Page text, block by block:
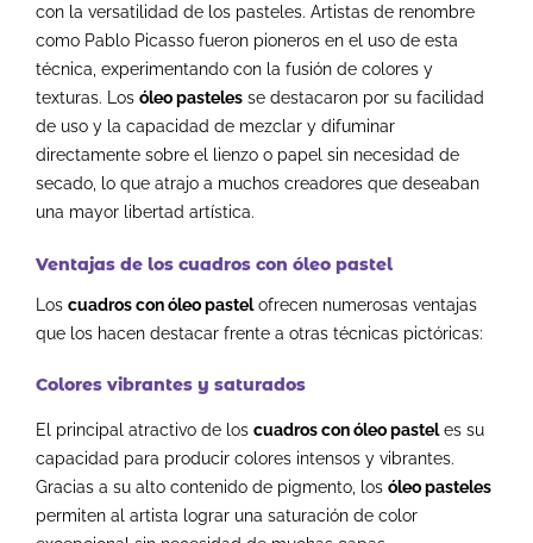
con la versatilidad de los pasteles. Artistas de renombre
como Pablo Picasso fueron pioneros en el uso de esta
técnica, experimentando con la fusión de colores y
texturas. Los óleo pasteles se destacaron por su facilidad
de uso y la capacidad de mezclar y difuminar
directamente sobre el lienzo o papel sin necesidad de
secado, lo que atrajo a muchos creadores que deseaban
una mayor libertad artística.
Ventajas de los cuadros con óleo pastel
Los cuadros con óleo pastelofrecen numerosas ventajas
que los hacen destacar frente a otras técnicas pictóricas:
Colores vibrantes y saturados
El principal atractivo de los cuadros con óleo pasteles su
capacidad para producir colores intensos y vibrantes.
Gracias a su alto contenido de pigmento, los óleo pasteles
permiten al artista lograr una saturación de color